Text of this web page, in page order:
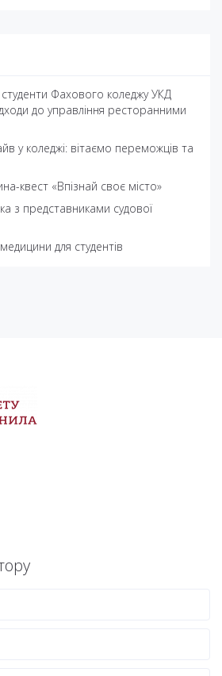
студенти Фахового коледжу УКД
до управління ресторанними
у коледжі: вітаємо переможців та
квест «Впізнай своє місто»
з представниками судової
для студентів